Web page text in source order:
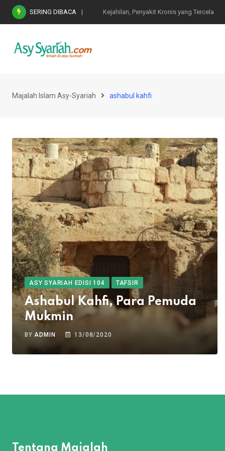
Skip
SERING DIBACA Nasihat Emas di Masa Fitnah (Ujian/
Majalah Islam Asy-Syariah ashabul kahfi
ASY SYARIAH EDISI 104 TAFSIR
Ashabul Kahfi, Para Pemuda
Mukmin
BYADMIN 13/08/2020
Tentang Majalah